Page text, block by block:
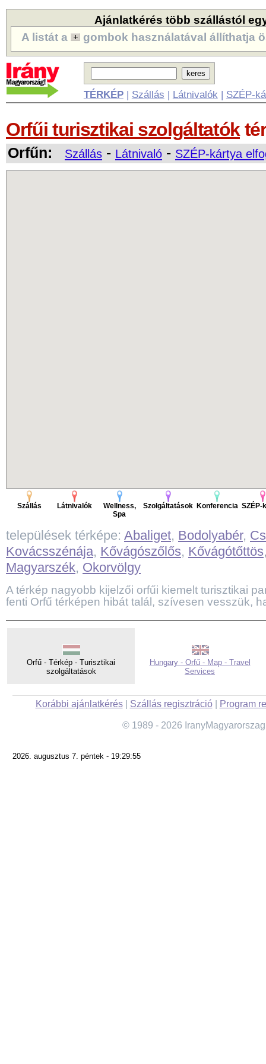
Ajánlatkérés több szállástól
A listát a
gombok használatával állíthatja
TÉRKÉP| Szállás | Látnivalók | SZÉP-
Orfűi turisztikai szolgáltatók
Orfűn: Szállás - Látnivaló - SZÉP-kártya
Szállás Látnivalók
Wellness,
Spa
Szolgáltatások Konferencia SZÉP-
települések térképe: Abaliget, Bodolyabér,
Kovácsszénája, Kővágószőlős, Kővágótőttös
Magyarszék, Okorvölgy
A térkép nagyobb kijelzői orfűi kiemelt turisztikai
fenti Orfű térképen hibát talál, szívesen vesszük,
Orfű - Térkép - Turisztikai
szolgáltatások
Hungary - Orfű - Map - Travel
Services
Korábbi ajánlatkérés| Szállás regisztráció| Program
© 1989 - 2026
2026. augusztus 7. péntek - 19:29:55